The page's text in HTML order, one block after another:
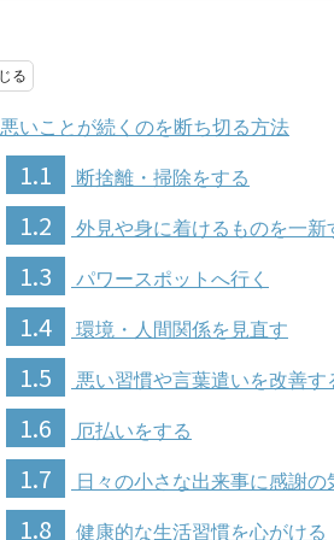
悪いことが続くのを断ち切る方法
1.1 断捨離・掃除をする
1.2 外見や身に着けるものを一新
1.3 パワースポットへ行く
1.4 環境・人間関係を見直す
1.5 悪い習慣や言葉遣いを改善す
1.6 厄払いをする
1.7 日々の小さな出来事に感謝の
1.8 健康的な生活習慣を心がける